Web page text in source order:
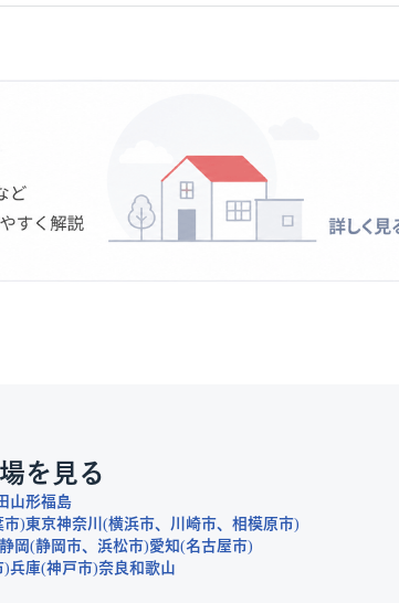
を見る
山形福島
市 東京神奈川 横浜市 川崎市
相模原市
静岡 静岡市 浜松市 愛知 名古屋市
兵庫 神戸市 奈良和歌山